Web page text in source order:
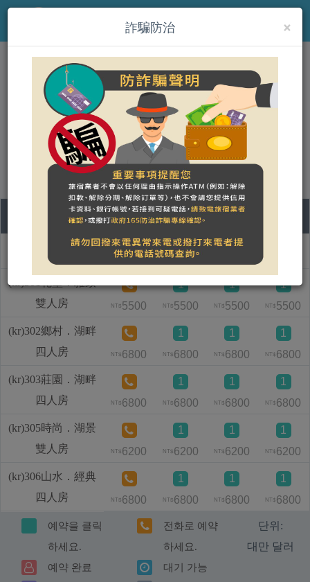
MENU
(kr)雲山水城堡民宿
營登名稱：雲山水城堡民宿
統一編號：72899192
合法民宿 花蓮縣2239號
객실 명칭
(kr)301花墨．雅致
雙人房
(kr)302鄉村．湖畔
四人房
(kr)303莊園．湖畔
四人房
(kr)305時尚．湖景
雙人房
(kr)306山水．經典
四人房
09
일
10
월
11
NT$ 5500
1
NT$ 5500
1
NT$ 5500
1
NT$ 5500
NT$ 6800
1
NT$ 6800
1
NT$ 6800
1
NT$ 6800
NT$ 6800
1
NT$ 6800
1
NT$ 6800
1
NT$ 6800
NT$ 6200
1
NT$ 6200
1
NT$ 6200
1
NT$ 6200
NT$ 6800
1
NT$ 6800
1
NT$ 6800
1
NT$ 6800
예약을 클릭
하세요.
전화로 예약
하세요.
예약 완료
대기 가능
단위:
대만 달러
×
詐騙防治